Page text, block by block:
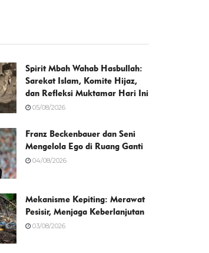
Spirit Mbah Wahab Hasbullah:
Sarekat Islam, Komite Hijaz,
dan Refleksi Muktamar Hari Ini
05/08/2026
Franz Beckenbauer dan Seni
Mengelola Ego di Ruang Ganti
04/08/2026
Mekanisme Kepiting: Merawat
Pesisir, Menjaga Keberlanjutan
03/08/2026